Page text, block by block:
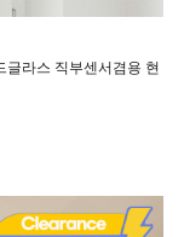
라스 직부센서겸용 현